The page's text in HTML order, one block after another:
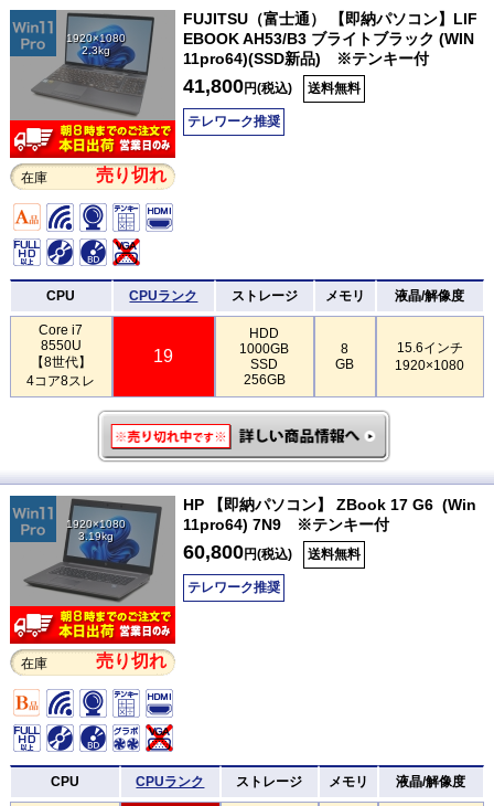
1920×1080
2.3kg
在庫 売り切れ
FUJITSU（富士通） 【即納パソコン】LIF
EBOOK AH53/B3 ブライトブラック (WIN
11pro64)(SSD新品) ※テンキー付
41,800円(税込) 送料無料
テレワーク推奨
CPU CPUランク ストレージ メモリ 液晶/解像度
Core i7
8550U
【8世代】
4コア8スレ
19
HDD
1000GB
SSD
256GB
8
GB
15.6インチ
1920×1080
1920×1080
3.19kg
在庫 売り切れ
HP 【即納パソコン】 ZBook 17 G6 (Win
11pro64) 7N9 ※テンキー付
60,800円(税込) 送料無料
テレワーク推奨
CPU CPUランク ストレージ メモリ 液晶/解像度